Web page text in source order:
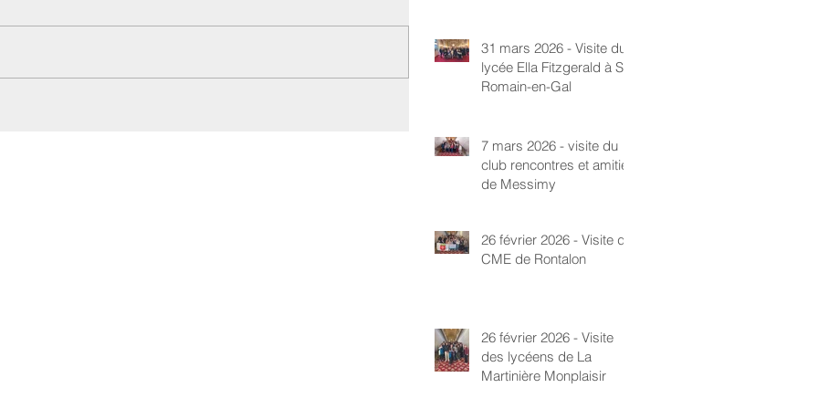
31 mars 2026 - Visite du
lycée Ella Fitzgerald à St-
Romain-en-Gal
7 mars 2026 - visite du
club rencontres et amitié
de Messimy
26 février 2026 - Visite du
CME de Rontalon
26 février 2026 - Visite
des lycéens de La
Martinière Monplaisir